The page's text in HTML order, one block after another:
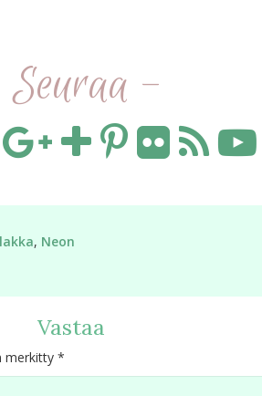
-
, Neon
Vastaa
merkitty *